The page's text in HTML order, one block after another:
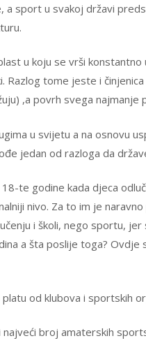
sport u svakoj državi
u koju se vrši
tome jeste i
,a povrh svega
u svijetu a na osnovu
jedan od razloga da
te godine kada djeca
nivo. Za to im je
i školi, nego sportu,
a šta poslije toga?
od klubova i sportskih
broj amaterskih